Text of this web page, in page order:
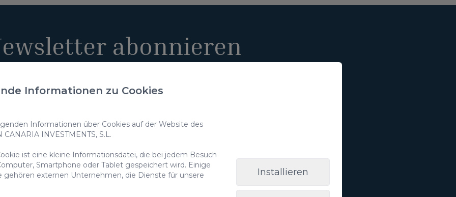
abonnieren
dass meine personenbezogenen Daten zum Erhalt von Werbung von
verwendet werden.
zum Schutz Ihrer personenbezogenen Daten erhalten Sie unter folgendem Link:
Datenschutz
Informationen zu Cookies
Informationen über Cookies auf der Website des
INVESTMENTS, S.L.
ist eine kleine Informationsdatei, die bei jedem Besuch
Smartphone oder Tablet gespeichert wird. Einige
gehören externen Unternehmen, die Dienste für unsere
Installieren